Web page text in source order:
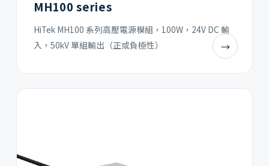
MH100 series
HiTek MH100 系列高壓電源模組，100W，24V DC 輸
入，50kV 單組輸出（正或負極性）
→